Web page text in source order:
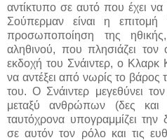
αντίκτυπο σε αυτό που έχει να
Σούπερμαν είναι η
προσωποποίηση της
αληθινού, που πλησιάζει
εκδοχή του Σνάιντερ, ο Κλαρκ
να αντέξει από νωρίς το
του. Ο Σνάιντερ μεγεθύνει
μεταξύ ανθρώπων (δες
ταυτόχρονα υπογραμμίζει
σε αυτόν τον ρόλο και τις